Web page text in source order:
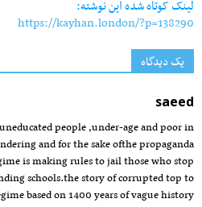
لینک کوتاه شده این نوشته:
https://kayhan.london/?p=138290
یک دیدگاه
saeed
people ,under-age and poor in
and for the sake ofthe propaganda
is making rules to jail those who stop
schools.the story of corrupted top to
based on 1400 years of vague history